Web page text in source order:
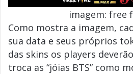
imagem: free
Como mostra a imagem,
sua data e seus próprios
das skins os players
troca as “jóias BTS” como